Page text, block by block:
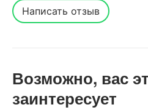
Написать отзыв
Возможно, вас
заинтересует